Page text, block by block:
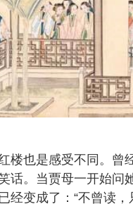
楼也是感受不同。
。当贾母一开始
变成了：“不曾读